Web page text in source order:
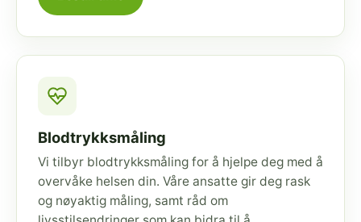
Blodtrykksmåling
Vi tilbyr blodtrykksmåling for å hjelpe deg med å
overvåke helsen din. Våre ansatte gir deg rask
og nøyaktig måling, samt råd om